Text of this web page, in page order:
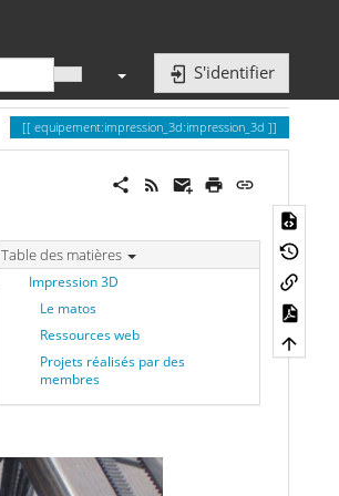
S'identifier
equipement:impression_3d:impression_3d
Table des matières
Impression 3D
Le matos
Ressources web
Projets réalisés par des
membres